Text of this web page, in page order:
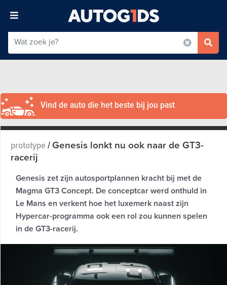
Vind de auto die het beste bij jou past
prototype/Genesis lonkt nu ook naar de GT3-
racerij
Genesis zet zijn autosportplannen kracht bij met de
Magma GT3 Concept. De conceptcar werd onthuld in
Le Mans en verkent hoe het luxemerk naast zijn
Hypercar-programma ook een rol zou kunnen spelen
in de GT3-racerij.